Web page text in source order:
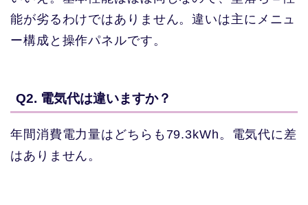
能が劣るわけではありません。違いは主にメニュ
ー構成と操作パネルです。
Q2. 電気代は違いますか？
年間消費電力量はどちらも79.3kWh。電気代に差
はありません。